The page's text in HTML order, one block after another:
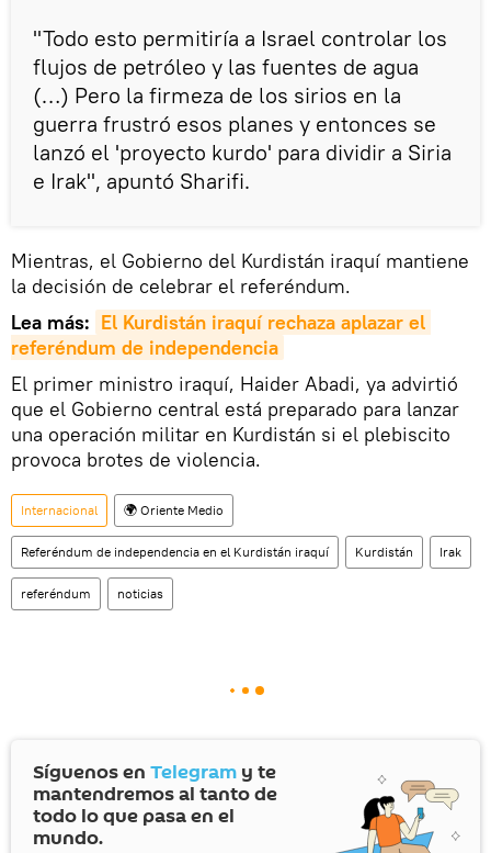
"Todo esto permitiría a Israel controlar los
flujos de petróleo y las fuentes de agua
(…) Pero la firmeza de los sirios en la
guerra frustró esos planes y entonces se
lanzó el 'proyecto kurdo' para dividir a Siria
e Irak", apuntó Sharifi.
Mientras, el Gobierno del Kurdistán iraquí mantiene
la decisión de celebrar el referéndum.
Lea más: El Kurdistán iraquí rechaza aplazar el
referéndum de independencia
El primer ministro iraquí, Haider Abadi, ya advirtió
que el Gobierno central está preparado para lanzar
una operación militar en Kurdistán si el plebiscito
provoca brotes de violencia.
Internacional 🌍 Oriente Medio
Referéndum de independencia en el Kurdistán iraquí Kurdistán Irak
referéndum noticias
Síguenos en Telegram y te
mantendremos al tanto de
todo lo que pasa en el
mundo.